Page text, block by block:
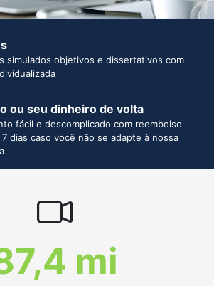
simulados objetivos e dissertativos com
ou seu dinheiro de volta
fácil e descomplicado com reembolso
dias caso você não se adapte à nossa
mi